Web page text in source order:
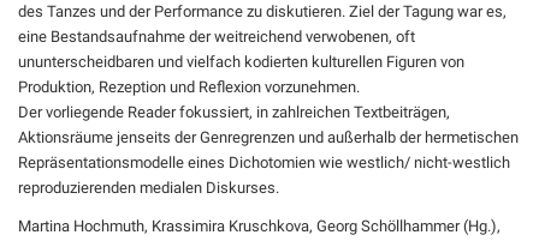
des Tanzes und der Performance zu diskutieren. Ziel der Tagung war es,
eine Bestandsaufnahme der weitreichend verwobenen, oft
ununterscheidbaren und vielfach kodierten kulturellen Figuren von
Produktion, Rezeption und Reflexion vorzunehmen.
Der vorliegende Reader fokussiert, in zahlreichen Textbeiträgen,
Aktionsräume jenseits der Genregrenzen und außerhalb der hermetischen
Repräsentationsmodelle eines Dichotomien wie westlich/ nicht-westlich
reproduzierenden medialen Diskurses.
Martina Hochmuth, Krassimira Kruschkova, Georg Schöllhammer (Hg.),